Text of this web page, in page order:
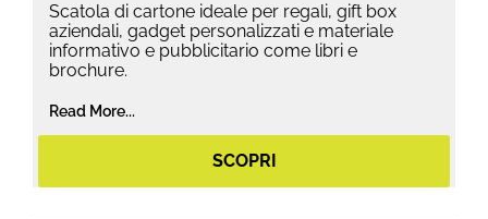
Scatola di cartone ideale per regali, gift box
aziendali, gadget personalizzati e materiale
informativo e pubblicitario come libri e
brochure.
Read More...
SCOPRI